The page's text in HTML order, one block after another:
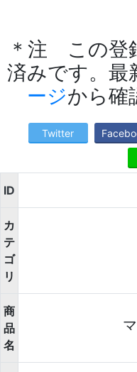
＊注 この登
済みです。最
ージから確
Twitter
ID
カ
テ
ゴ
リ
商
品
名